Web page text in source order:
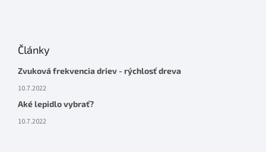
Články
Zvuková frekvencia driev - rýchlosť dreva
10.7.2022
Aké lepidlo vybrať?
10.7.2022